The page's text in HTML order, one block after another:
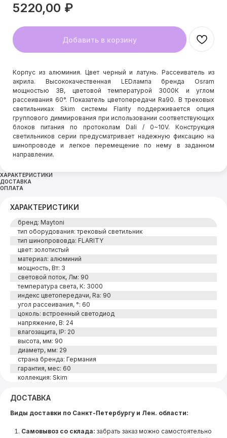
5220,00 ₽
Добавить в корзину
Корпус из алюминия. Цвет черный и латунь. Рассеиватель из
акрила. Высококачественная LEDлампа бренда Osram
мощностью 3В, цветовой температурой 3000К и углом
рассеивания 60°. Показатель цветопередачи Ra90. В трековых
светильниках Skim системы Flarity поддерживается опция
группового диммирования при использовании соответствующих
блоков питания по протоколам Dali / 0~10V. Конструкция
светильников серии предусматривает надежную фиксацию на
шинопроводе и легкое перемещение по нему в заданном
направлении.
ХАРАКТЕРИСТИКИ
ДОСТАВКА
ОПЛАТА
ХАРАКТЕРИСТИКИ
бренд: Maytoni
тип оборудования: трековый светильник
тип шинопрововда: FLARITY
цвет: золотистый
материал: алюминий
мощность, Вт: 3
световой поток, Лм: 90
температура света, К: 3000
индекс цветопередачи, Ra: 90
угол рассеивания, °: 60
цоколь: встроенный светодиод
напряжение, В: 24
влагозащита, IP: 20
высота, мм: 90
диаметр, мм: 29
страна бренда: Германия
гарантия, мес: 60
коллекция: Skim
ДОСТАВКА
Виды доставки по Санкт-Петербургу и Лен. области:
Самовывоз со склада: забрать заказ можно самостоятельно